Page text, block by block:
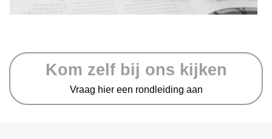
Kom zelf bij ons kijken
Vraag hier een rondleiding aan